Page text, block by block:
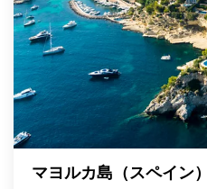
マヨルカ島（スペイン）